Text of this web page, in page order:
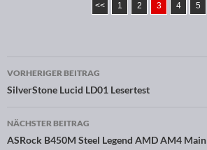
<< 1 2 3 4 5
Beitragsnavigation
VORHERIGER BEITRAG
SilverStone Lucid LD01 Lesertest
NÄCHSTER BEITRAG
ASRock B450M Steel Legend AMD AM4